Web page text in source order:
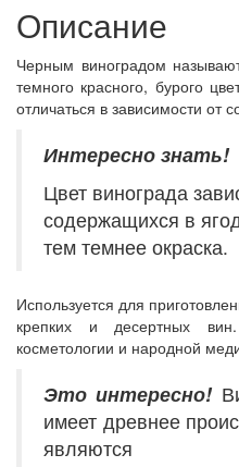
Описание
Черным виноградом
темного красного, бурого
отличаться в зависимости от
Интересно знать!
Цвет винограда
содержащихся в
тем темнее окраска.
Используется для
крепких и десертных
косметологии и народной
Этоинтересно!
имеет древнее
являются